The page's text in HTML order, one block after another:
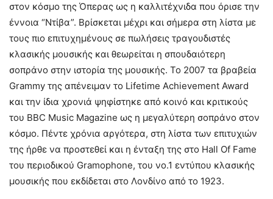
στον κόσμο της Όπερας ως η καλλιτέχνιδα που όρισε την
έννοια “Ντίβα”. Βρίσκεται μέχρι και σήμερα στη λίστα με
τους πιο επιτυχημένους σε πωλήσεις τραγουδιστές
κλασικής μουσικής και θεωρείται η σπουδαιότερη
σοπράνο στην ιστορία της μουσικής. Το 2007 τα βραβεία
Grammy της απένειμαν το Lifetime Achievement Award
και την ίδια χρονιά ψηφίστηκε από κοινό και κριτικούς
του BBC Music Magazine ως η μεγαλύτερη σοπράνο στον
κόσμο. Πέντε χρόνια αργότερα, στη λίστα των επιτυχιών
της ήρθε να προστεθεί και η ένταξη της στο Hall Of Fame
του περιοδικού Gramophone, του νο.1 εντύπου κλασικής
μουσικής που εκδίδεται στο Λονδίνο από το 1923.